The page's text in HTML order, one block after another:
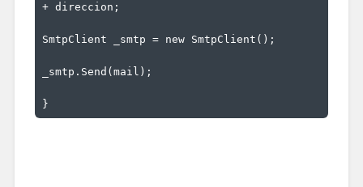
+ direccion;
SmtpClient _smtp = new SmtpClient();
_smtp.Send(mail);
}